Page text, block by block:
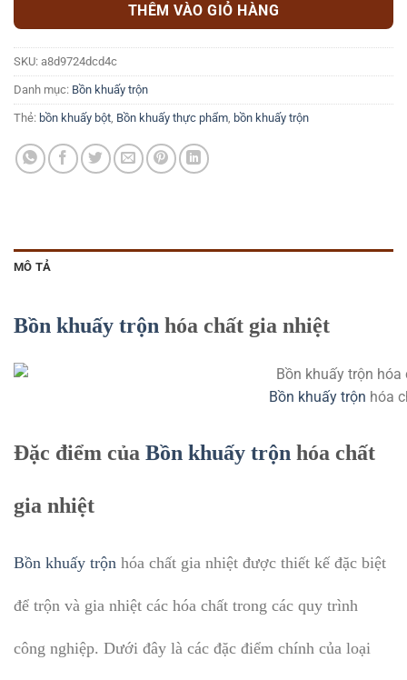
THÊM VÀO GIỎ HÀNG
SKU: a8d9724dcd4c
Danh mục: Bồn khuấy trộn
Thẻ: bồn khuấy bột, Bồn khuấy thực phẩm, bồn khuấy trộn
MÔ TẢ
Bồn khuấy trộn hóa chất gia nhiệt
Bồn khuấy trộn hóa
Đặc điểm của Bồn khuấy trộn hóa chất
gia nhiệt
Bồn khuấy trộn hóa chất gia nhiệt được thiết kế đặc biệt
để trộn và gia nhiệt các hóa chất trong các quy trình
công nghiệp. Dưới đây là các đặc điểm chính của loại